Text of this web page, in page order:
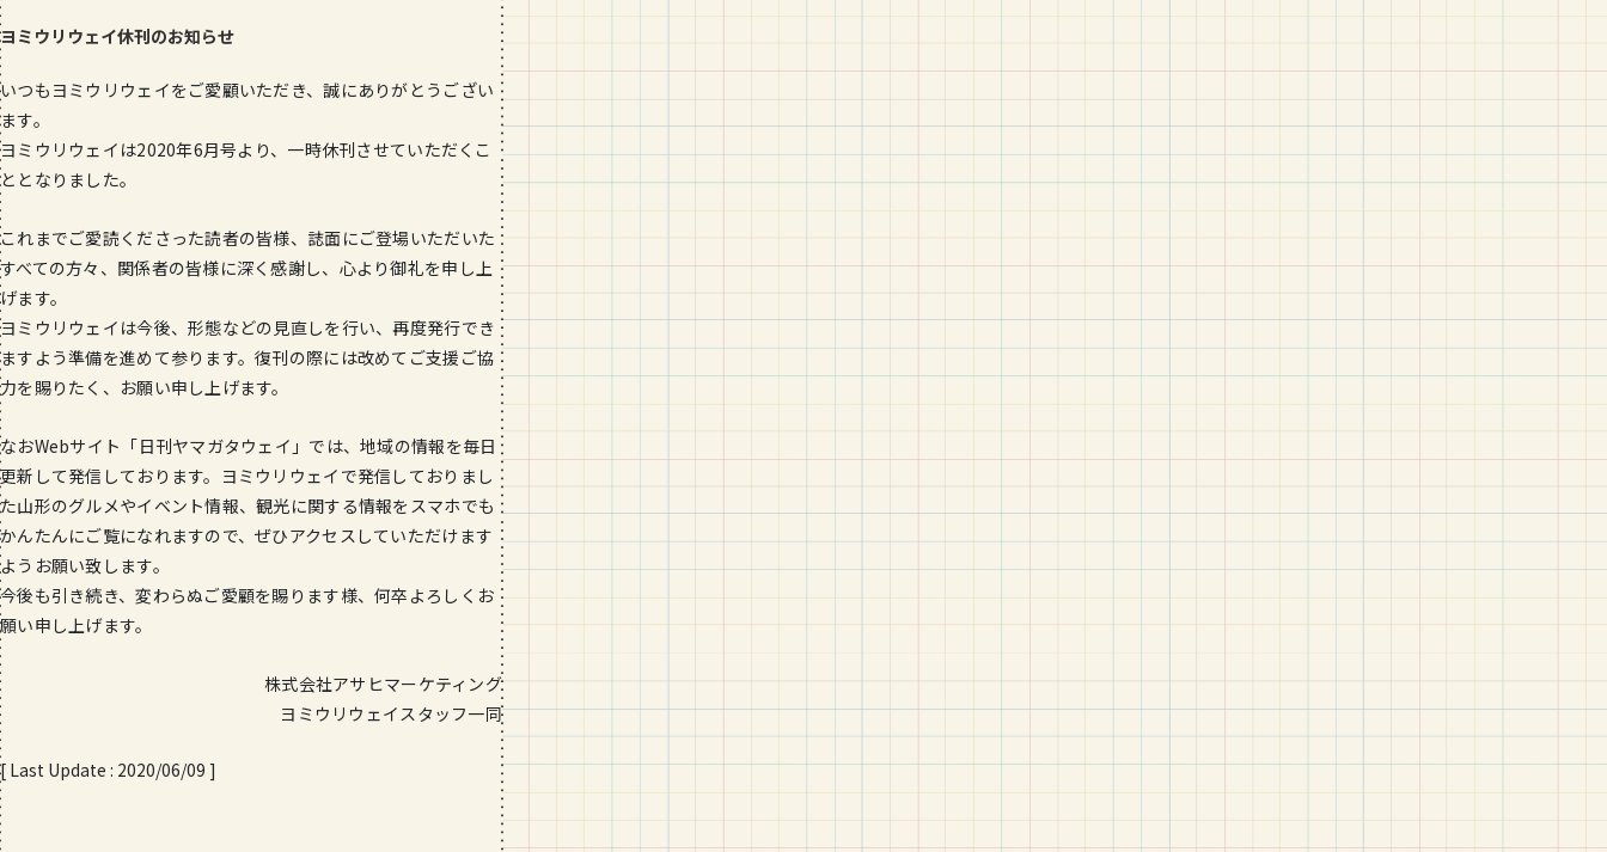
ヨミウリウェイ休刊のお知らせ
いつもヨミウリウェイをご愛顧いただき、誠にありがとうござい
ます。
ヨミウリウェイは2020年6月号より、一時休刊させていただくこ
ととなりました。
これまでご愛読くださった読者の皆様、誌面にご登場いただいた
すべての方々、関係者の皆様に深く感謝し、心より御礼を申し上
げます。
ヨミウリウェイは今後、形態などの見直しを行い、再度発行でき
ますよう準備を進めて参ります。復刊の際には改めてご支援ご協
力を賜りたく、お願い申し上げます。
なおWebサイト「日刊ヤマガタウェイ」では、地域の情報を毎日
更新して発信しております。ヨミウリウェイで発信しておりまし
た山形のグルメやイベント情報、観光に関する情報をスマホでも
かんたんにご覧になれますので、ぜひアクセスしていただけます
ようお願い致します。
今後も引き続き、変わらぬご愛顧を賜ります様、何卒よろしくお
願い申し上げます。
株式会社アサヒマーケティング
ヨミウリウェイスタッフ一同
[ Last Update : 2020/06/09 ]